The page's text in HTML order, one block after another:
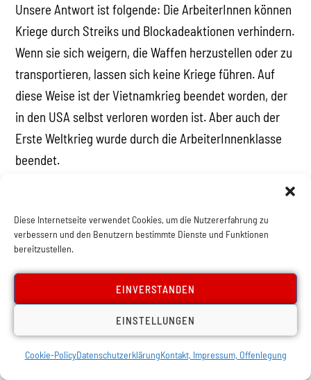
Diese Internetseite verwendet Cookies, um die Nutzererfahrung zu
verbessern und den Benutzern bestimmte Dienste und Funktionen
bereitzustellen.
EINVERSTANDEN
EINSTELLUNGEN
Cookie-PolicyDatenschutzerklärungKontakt, Impressum, Offenlegung
Unsere Antwort ist folgende: Die ArbeiterInnen können
Kriege durch Streiks und Blockadeaktionen verhindern.
Wenn sie sich weigern, die Waffen herzustellen oder zu
transportieren, lassen sich keine Kriege führen. Auf
diese Weise ist der Vietnamkrieg beendet worden, der
in den USA selbst verloren worden ist. Aber auch der
Erste Weltkrieg wurde durch die ArbeiterInnenklasse
beendet.
Solidarität der ArbeiterInnenbewegung ist zwar eine
wichtige Waffe, für sich alleine jedoch nicht genug,
weil sie zu schwach ist. Zusätzlich müssten
SozialistInnen versuchen die UNO wie sie jetzt ist, in
ein wahrhaftes Friedensinstrument zu verwandeln, das
heißt sie zu demokratisieren.
Die alles entscheidende Frage ist demnach, ob die UNO